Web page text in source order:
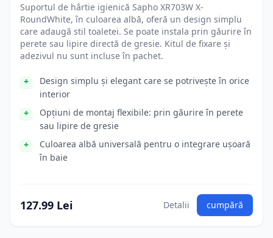
Suportul de hârtie igienică Sapho XR703W X-
RoundWhite, în culoarea albă, oferă un design simplu
care adaugă stil toaletei. Se poate instala prin găurire în
perete sau lipire directă de gresie. Kitul de fixare și
adezivul nu sunt incluse în pachet.
Design simplu și elegant care se potrivește în orice
interior
Opțiuni de montaj flexibile: prin găurire în perete
sau lipire de gresie
Culoarea albă universală pentru o integrare ușoară
în baie
127.99 Lei Detalii cumpără